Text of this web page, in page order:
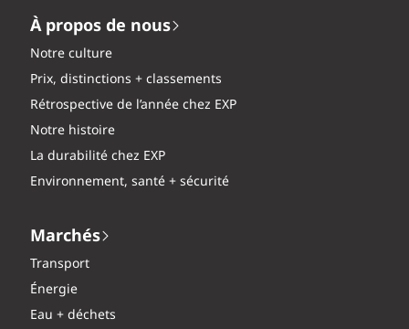
À propos de nous
Notre culture
Prix, distinctions + classements
Rétrospective de l’année chez EXP
Notre histoire
La durabilité chez EXP
Environnement, santé + sécurité
Marchés
Transport
Énergie
Eau + déchets